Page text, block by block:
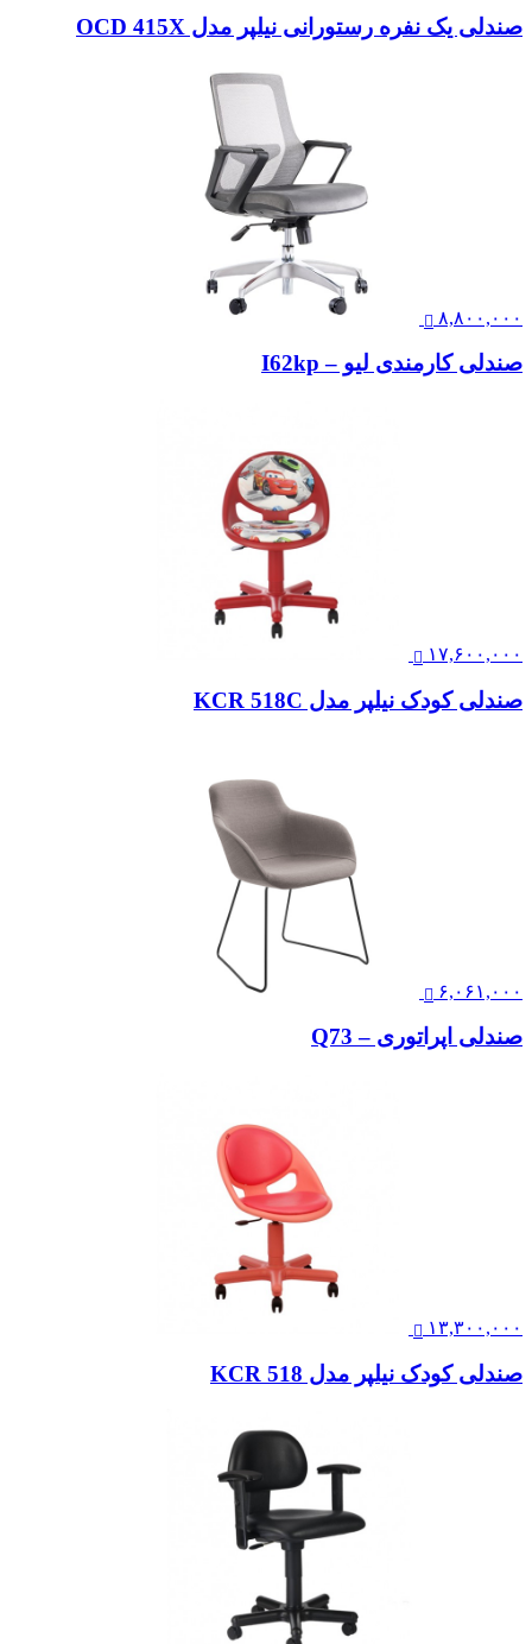
صندلی یک نفره رستورانی نیلپر مدل OCD 415X
۸,۸۰۰,۰۰۰
صندلی کارمندی لیو – I62kp
۱۷,۶۰۰,۰۰۰
صندلی کودک نیلپر مدل KCR 518C
۶,۰۶۱,۰۰۰
صندلی اپراتوری – Q73
۱۳,۳۰۰,۰۰۰
صندلی کودک نیلپر مدل KCR 518